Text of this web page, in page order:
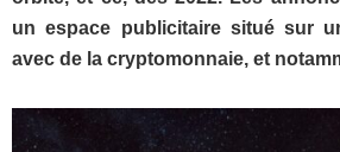
un espace publicitaire situé sur
avec de la cryptomonnaie, et